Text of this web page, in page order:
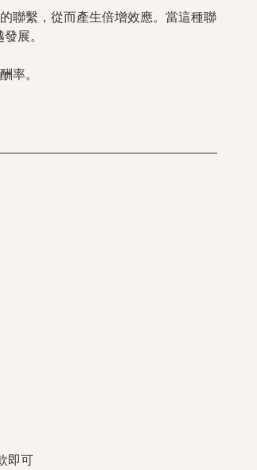
聯繫，從而產生倍增效應。當這種聯
展。
率。
即可